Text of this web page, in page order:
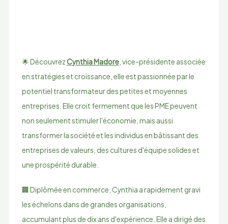
🌟 Découvrez Cynthia Madore, vice-présidente associée
en stratégies et croissance, elle est passionnée par le
potentiel transformateur des petites et moyennes
entreprises. Elle croit fermement que les PME peuvent
non seulement stimuler l'économie, mais aussi
transformer la société et les individus en bâtissant des
entreprises de valeurs, des cultures d'équipe solides et
une prospérité durable.
🏢 Diplômée en commerce, Cynthia a rapidement gravi
les échelons dans de grandes organisations,
accumulant plus de dix ans d'expérience. Elle a dirigé des